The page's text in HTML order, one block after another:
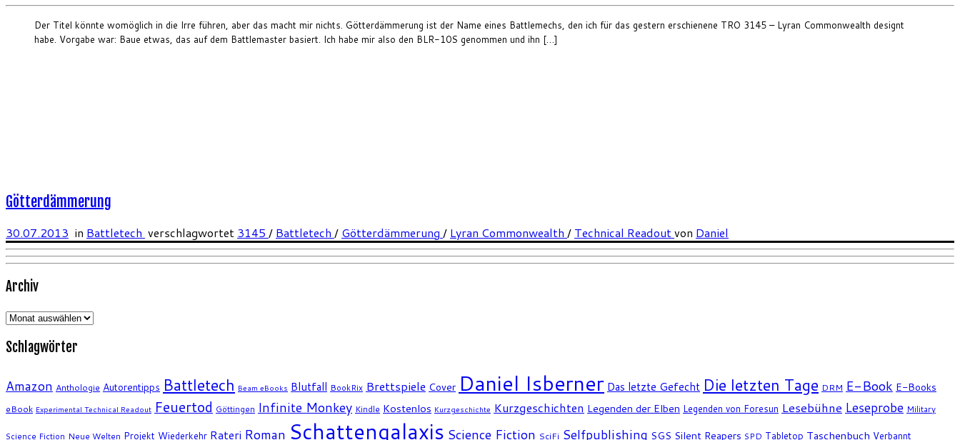
Der Titel könnte womöglich in die Irre führen, aber das macht mir nichts. Götterdämmerung ist der Name eines Battlemechs, den ich für das gestern erschienene TRO 3145 – Lyran Commonwealth designt
habe. Vorgabe war: Baue etwas, das auf dem Battlemaster basiert. Ich habe mir also den BLR-10S genommen und ihn […]
Götterdämmerung
30.07.2013 in Battletech verschlagwortet 3145 / Battletech / Götterdämmerung / Lyran Commonwealth / Technical Readoutvon Daniel
Archiv
Archiv
Schlagwörter
Amazon Anthologie Autorentipps Battletech Beam eBooks Blutfall BookRix Brettspiele Cover Daniel Isberner Das letzte Gefecht Die letzten Tage DRM E-Book E-Books
eBook Experimental Technical Readout Feuertod Göttingen Infinite Monkey Kindle Kostenlos Kurzgeschichte Kurzgeschichten Legenden der Elben Legenden von Foresun Lesebühne Leseprobe Military
Science Fiction Neue Welten Projekt Wiederkehr Rateri Roman Schattengalaxis Science Fiction SciFi Selfpublishing SGS Silent Reapers SPD Tabletop Taschenbuch Verbannt